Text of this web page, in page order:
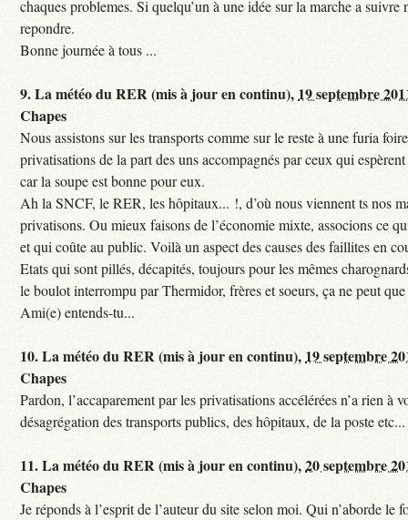
chaques problemes. Si quelqu’un à une idée sur la marche a suivre
repondre.
Bonne journée à tous ...
9.La météo du RER (mis à jour en continu), 19 septembre
Chapes
Nous assistons sur les transports comme sur le reste à une furia
privatisations de la part des uns accompagnés par ceux qui
car la soupe est bonne pour eux.
Ah la SNCF, le RER, les hôpitaux... !, d’où nous viennent ts nos
privatisons. Ou mieux faisons de l’économie mixte, associons ce
et qui coûte au public. Voilà un aspect des causes des faillites en
Etats qui sont pillés, décapités, toujours pour les mêmes
le boulot interrompu par Thermidor, frères et soeurs, ça ne peut
Ami(e) entends-tu...
10.La météo du RER (mis à jour en continu), 19 septembre
Chapes
Pardon, l’accaparement par les privatisations accélérées n’a rien à
désagrégation des transports publics, des hôpitaux, de la poste etc...
11.La météo du RER (mis à jour en continu),20 septembre
Chapes
Je réponds à l’esprit de l’auteur du site selon moi. Qui n’aborde le